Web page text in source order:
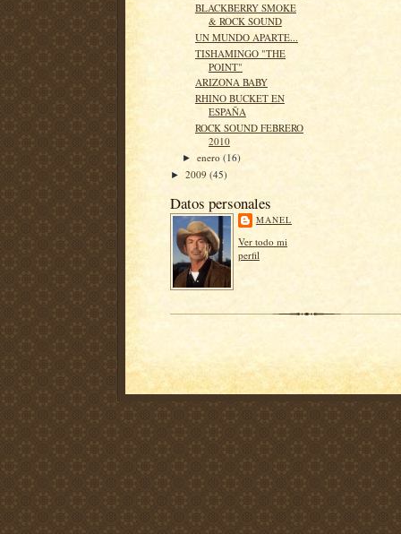
BLACKBERRY SMOKE
& ROCK SOUND
UN MUNDO APARTE...
TISHAMINGO "THE
POINT"
ARIZONA BABY
RHINO BUCKET EN
ESPAÑA
ROCK SOUND FEBRERO
2010
►enero(16)
► 2009 (45)
Datos personales
MANEL
Ver todo mi
perfil